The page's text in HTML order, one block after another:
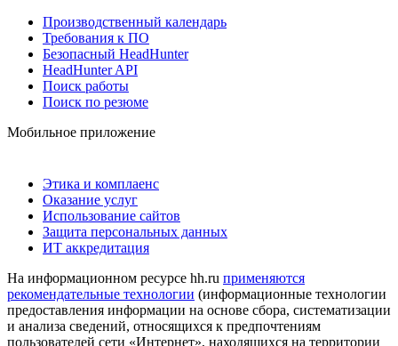
Производственный календарь
Требования к ПО
Безопасный HeadHunter
HeadHunter API
Поиск работы
Поиск по резюме
Мобильное приложение
Этика и комплаенс
Оказание услуг
Использование сайтов
Защита персональных данных
ИТ аккредитация
На информационном ресурсе hh.ru применяются
рекомендательные технологии (информационные технологии
предоставления информации на основе сбора, систематизации
и анализа сведений, относящихся к предпочтениям
пользователей сети «Интернет», находящихся на территории